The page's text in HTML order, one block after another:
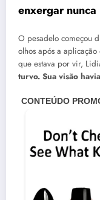
enxergar nunca
O pesadelo começou
olhos após a
que estava por vir,
turvo. Sua visão